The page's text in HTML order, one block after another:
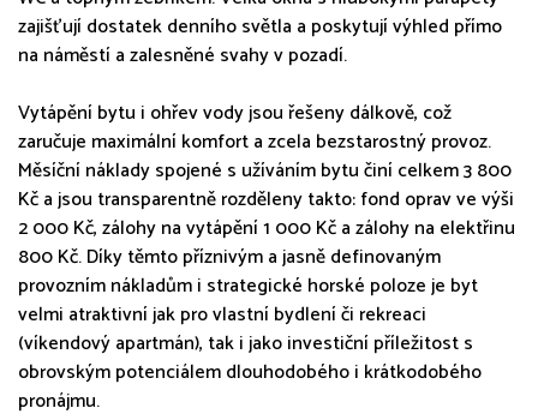
zajišťují dostatek denního světla a poskytují výhled přímo
na náměstí a zalesněné svahy v pozadí.
Vytápění bytu i ohřev vody jsou řešeny dálkově, což
zaručuje maximální komfort a zcela bezstarostný provoz.
Měsíční náklady spojené s užíváním bytu činí celkem 3 800
Kč a jsou transparentně rozděleny takto: fond oprav ve výši
2 000 Kč, zálohy na vytápění 1 000 Kč a zálohy na elektřinu
800 Kč. Díky těmto příznivým a jasně definovaným
provozním nákladům i strategické horské poloze je byt
velmi atraktivní jak pro vlastní bydlení či rekreaci
(víkendový apartmán), tak i jako investiční příležitost s
obrovským potenciálem dlouhodobého i krátkodobého
pronájmu.